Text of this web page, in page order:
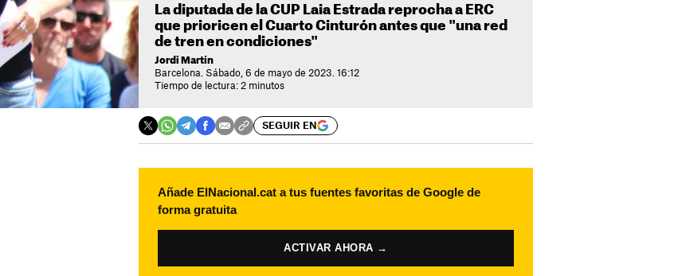
La diputada de la CUP Laia Estrada reprocha a ERC
que prioricen el Cuarto Cinturón antes que "una red
de tren en condiciones"
Jordi Martín
Barcelona. Sábado, 6 de mayo de 2023. 16:12
Tiempo de lectura: 2 minutos
SEGUIR EN
Añade ElNacional.cat a tus fuentes favoritas de Google de
forma gratuita
ACTIVAR AHORA →